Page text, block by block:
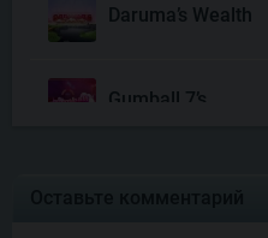
Daruma’s Wealth
Gumball 7’s